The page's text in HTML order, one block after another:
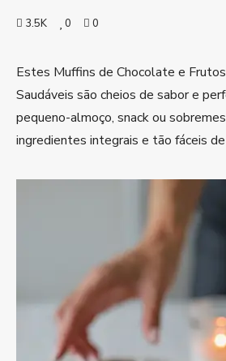
3.5K 0 0
Estes Muffins de Chocolate e
Saudáveis são cheios de sabor e
pequeno-almoço, snack ou
ingredientes integrais e tão fáceis